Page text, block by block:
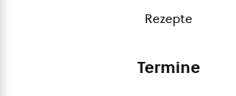
Rezepte
Termine